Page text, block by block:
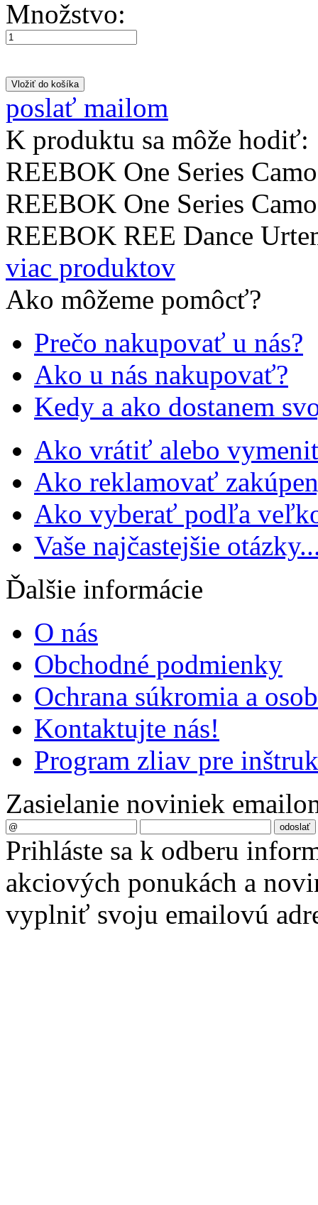
Množstvo:
poslať mailom
K produktu sa môže hodiť:
REEBOK One Series
REEBOK One Series
REEBOK REE Dance
viac produktov
Ako môžeme pomôcť?
Prečo nakupovať u nás?
Ako u nás nakupovať?
Kedy a ako dostanem
Ako vrátiť alebo
Ako reklamovať
Ako vyberať podľa
Vaše najčastejšie
Ďalšie informácie
O nás
Obchodné podmienky
Ochrana súkromia a
Kontaktujte nás!
Program zliav pre
Zasielanie noviniek
Prihláste sa k odberu
akciových ponukách a
vyplniť svoju emailovú